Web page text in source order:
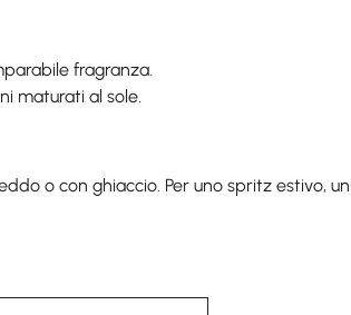
fragranza.
maturati al sole.
o con ghiaccio. Per uno spritz estivo,